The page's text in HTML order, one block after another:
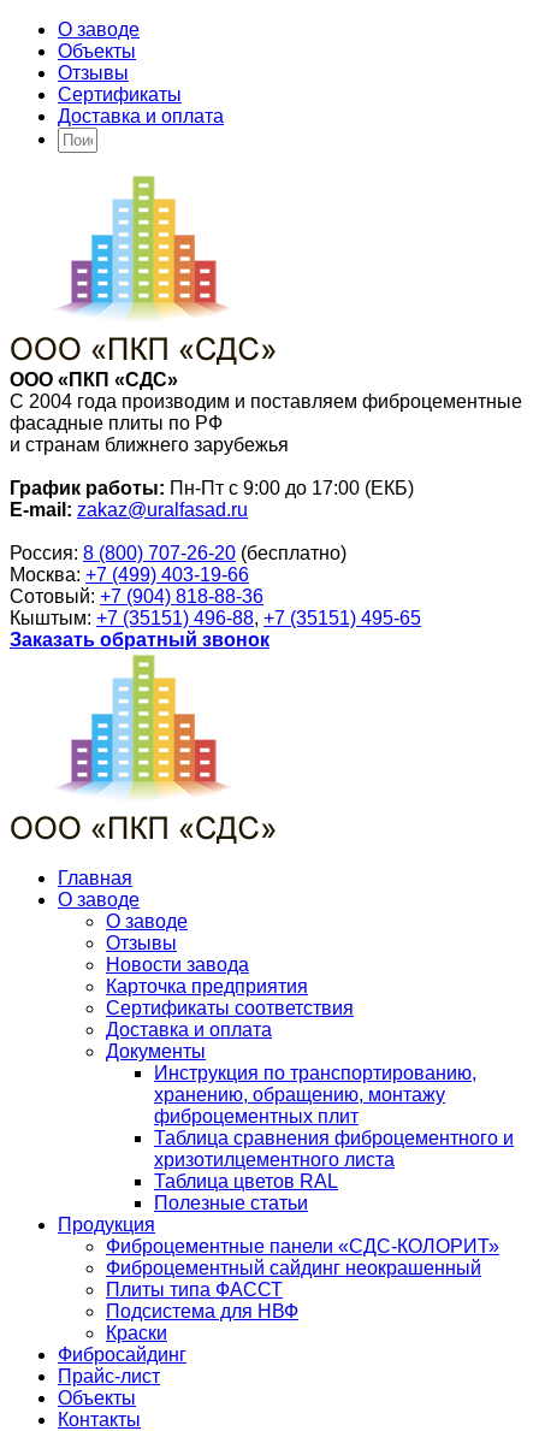
О заводе
Объекты
Отзывы
Сертификаты
Доставка и оплата
ООО «ПКП «СДС»
С 2004 года производим и поставляем фиброцементные
фасадные плиты по РФ
и странам ближнего зарубежья
График работы: Пн-Пт с 9:00 до 17:00 (ЕКБ)
E-mail: zakaz@uralfasad.ru
Россия: 8 (800) 707-26-20 (бесплатно)
Москва: +7 (499) 403-19-66
Сотовый: +7 (904) 818-88-36
Кыштым: +7 (35151) 496-88, +7 (35151) 495-65
Заказать обратный звонок
Главная
О заводе
О заводе
Отзывы
Новости завода
Карточка предприятия
Сертификаты соответствия
Доставка и оплата
Документы
Инструкция по транспортированию,
хранению, обращению, монтажу
фиброцементных плит
Таблица сравнения фиброцементного и
хризотилцементного листа
Таблица цветов RAL
Полезные статьи
Продукция
Фиброцементные панели «СДС-КОЛОРИТ»
Фиброцементный сайдинг неокрашенный
Плиты типа ФАССТ
Подсистема для НВФ
Краски
Фибросайдинг
Прайс-лист
Объекты
Контакты